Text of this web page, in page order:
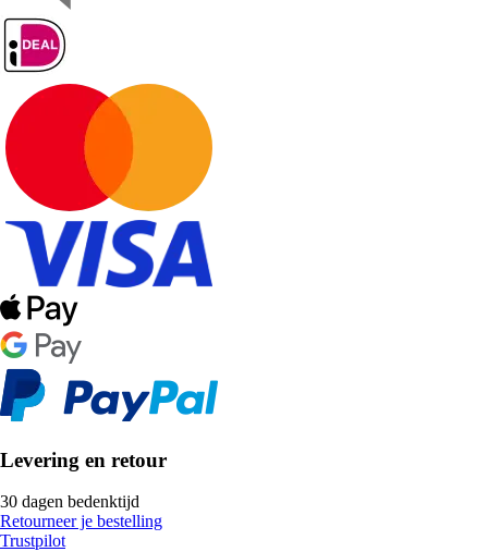
Levering en retour
30 dagen bedenktijd
Retourneer je bestelling
Trustpilot